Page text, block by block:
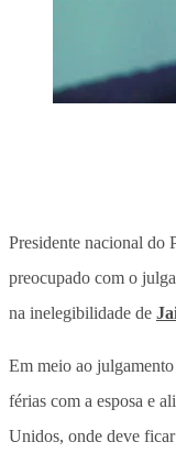
Presidente nacional do
preocupado com o
na inelegibilidade de
Em meio ao
férias com a esposa e
Unidos, onde deve ficar